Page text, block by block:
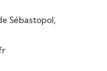
Sébastopol,